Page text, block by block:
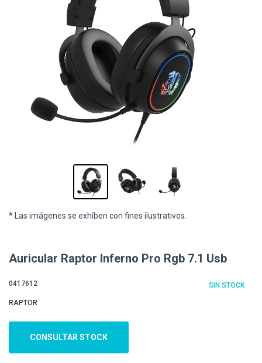
* Las imágenes se exhiben con fines ilustrativos.
Auricular Raptor Inferno Pro Rgb 7.1 Usb
0417612 SIN STOCK
RAPTOR
CONSULTAR STOCK